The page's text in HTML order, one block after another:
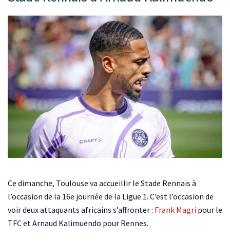
Ce dimanche, Toulouse va accueillir le Stade Rennais à
l’occasion de la 16e journée de la Ligue 1. C’est l’occasion de
voir deux attaquants africains s’affronter : Frank Magri pour le
TFC et Arnaud Kalimuendo pour Rennes.